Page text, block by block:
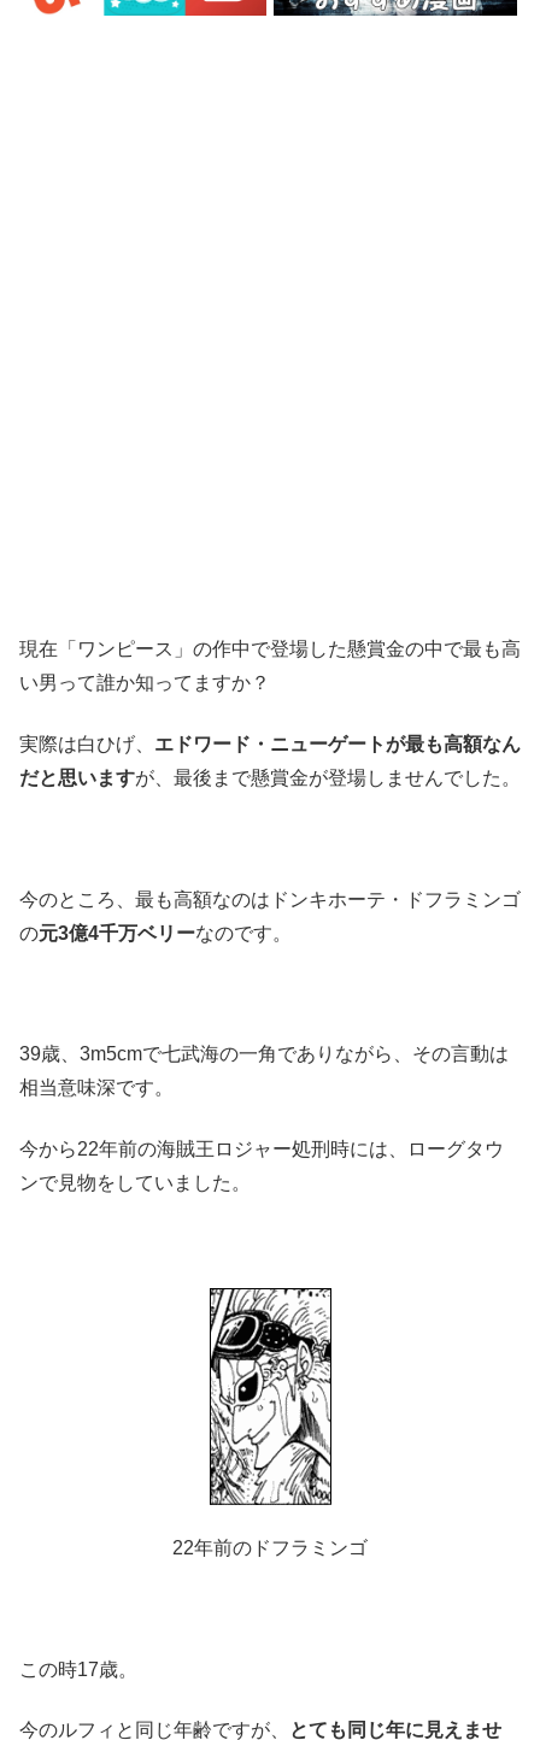
現在「ワンピース」の作中で登場した懸賞金の中で最も高
い男って誰か知ってますか？
実際は白ひげ、 エドワード・ニューゲートが最も高額なん
だと思いますが、最後まで懸賞金が登場しませんでした。
今のところ、最も高額なのはドンキホーテ・ドフラミンゴ
の元3億4千万ベリーなのです。
39歳、3m5cmで七武海の一角でありながら、その言動は
相当意味深です。
今から22年前の海賊王ロジャー処刑時には、ローグタウ
ンで見物をしていました。
22年前のドフラミンゴ
この時17歳。
今のルフィと同じ年齢ですが、 とても同じ年に見えませ